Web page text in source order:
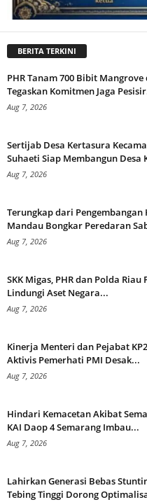
BERITA TERKINI
PHR Tanam 700 Bibit
Tegaskan Komitmen Jaga
Aug 7, 2026
Sertijab Desa Kertasura
Suhaeti Siap Membangun Desa
Aug 7, 2026
Terungkap dari Pengembangan
Mandau Bongkar Peredaran
Aug 7, 2026
SKK Migas, PHR dan Polda Riau
Lindungi Aset Negara...
Aug 7, 2026
Kinerja Menteri dan Pejabat
Aktivis Pemerhati PMI Desak...
Aug 7, 2026
Hindari Kemacetan Akibat
KAI Daop 4 Semarang Imbau...
Aug 7, 2026
Lahirkan Generasi Bebas
Tebing Tinggi Dorong